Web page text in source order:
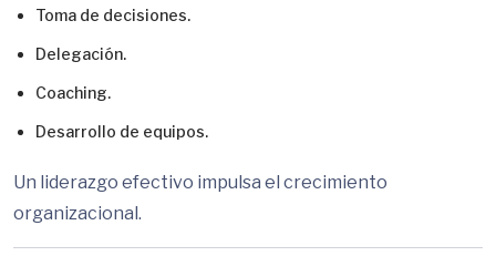
Toma de decisiones.
Delegación.
Coaching.
Desarrollo de equipos.
Un liderazgo efectivo impulsa el crecimiento
organizacional.